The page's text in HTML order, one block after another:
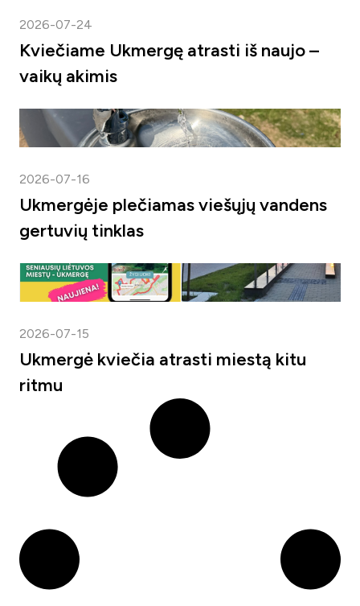
2026-07-24
Kviečiame Ukmergę atrasti iš naujo –
vaikų akimis
2026-07-16
Ukmergėje plečiamas viešųjų vandens
gertuvių tinklas
2026-07-15
Ukmergė kviečia atrasti miestą kitu
ritmu